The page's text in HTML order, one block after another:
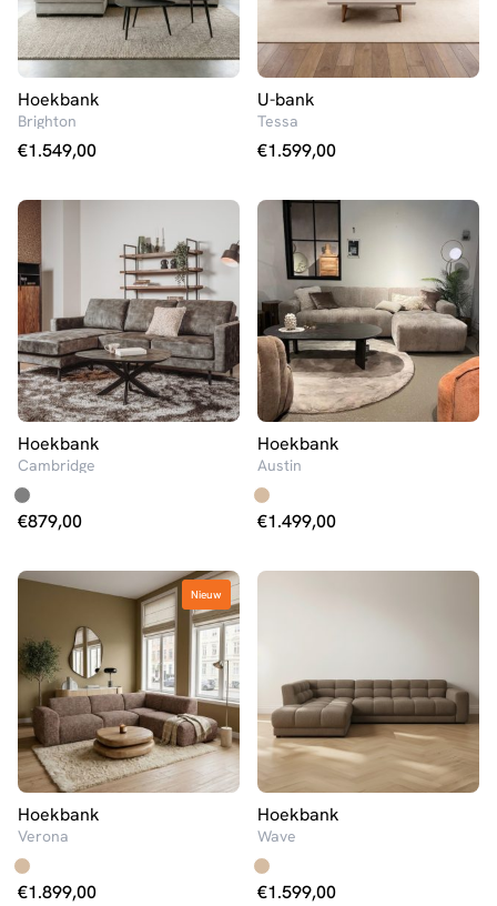
Hoekbank
Brighton
€1.549,00
U-bank
Tessa
€1.599,00
Hoekbank
Cambridge
€879,00
Hoekbank
Austin
€1.499,00
Nieuw
Nieuw
Hoekbank
Verona
€1.899,00
Hoekbank
Wave
€1.599,00